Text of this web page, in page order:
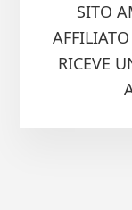
SITO
RICEVE